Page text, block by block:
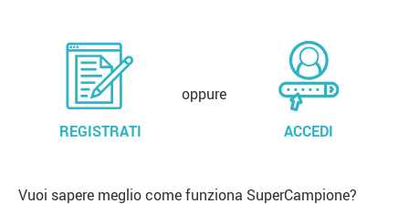
REGISTRATI
oppure
ACCEDI
Vuoi sapere meglio come funziona SuperCampione?